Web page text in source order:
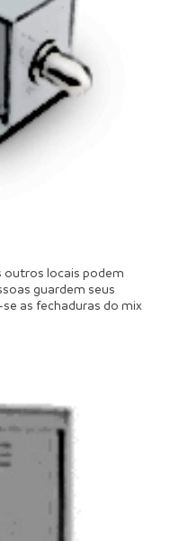
outros locais podem
guardem seus
as fechaduras do mix